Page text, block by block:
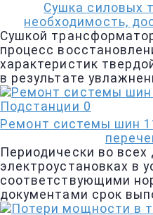
Сушка силовых
необходимость,
Сушкой
процесс
характеристик
в результате
Подстанции 0
Ремонт системы шин
Периодически во
электроустановках в
соответствующими
документами срок